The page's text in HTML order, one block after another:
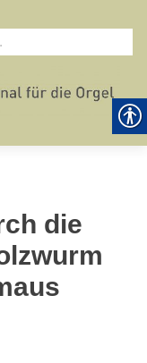
die